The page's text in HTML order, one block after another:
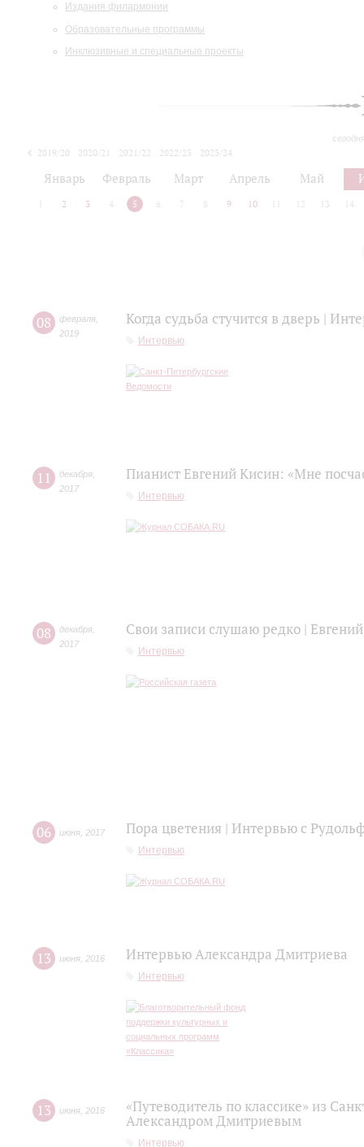
Издания филармонии
Образовательные программы
Инклюзивные и специальные проекты
2019/20 2020/21 2021/22 2022/23
2023/24
Январь Февраль Март Апрель Май
2 3 4 5 6 7 8 9 10 12 13 14
08 февраля
2019
Когда судьба стучится в дверь |
Интервью
11 декабря
2017
Пианист Евгений Кисин: «Мне
Интервью
08 декабря
2017
Свои записи слушаю редко |
Интервью
06 июня 2017 Пора цветения | Интервью с
Интервью
13 июня 2016 Интервью Александра Дмитриева
Интервью
13 июня 2016
«Путеводитель по классике» из
Александром Дмитриевым
Интервью